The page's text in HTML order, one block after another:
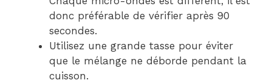
donc préférable de vérifier après 90
secondes.
Utilisez une grande tasse pour éviter
que le mélange ne déborde pendant la
cuisson.